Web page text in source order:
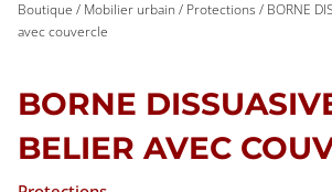
Boutique / Mobilier urbain / Protections / BORNE
avec couvercle
BORNE
BELIER AVEC